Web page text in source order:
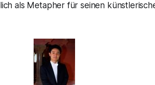
als Metapher für seinen